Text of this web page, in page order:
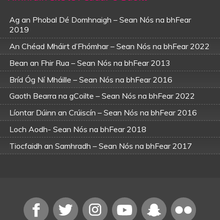
Ag an Phobal Dé Domhnaigh – Sean Nós na bhFear
2019
An Chéad Mháirt d’Fhómhar – Sean Nós na bhFear 2022
Bean an Fhir Rua – Sean Nós na bhFear 2013
Bríd Óg Ní Mháille – Sean Nós na bhFear 2016
Gaoth Bearra na gCoilte – Sean Nós na bhFear 2022
Líontar Dúinn an Crúiscín – Sean Nós na bhFear 2016
Loch Aodh- Sean Nós na bhFear 2018
Tiocfaidh an Samhradh – Sean Nós na bhFear 2017